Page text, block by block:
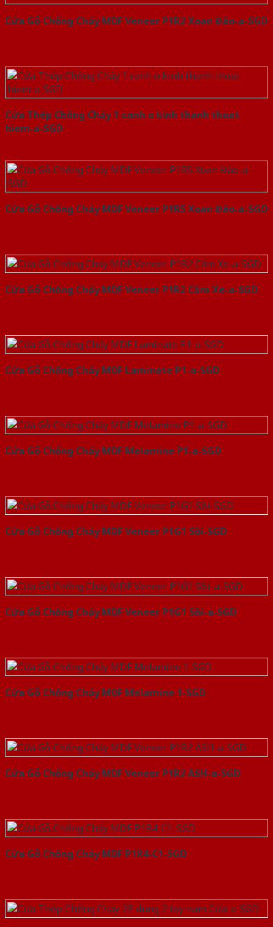
Cửa Gỗ Chống Cháy MDF Veneer P1R2 Xoan Đào-a-SGD
Cửa Thép Chống Cháy 1 canh o kinh thanh thoat
hiem-a-SGD
Cửa Gỗ Chống Cháy MDF Veneer P1R5 Xoan Đào-a-SGD
Cửa Gỗ Chống Cháy MDF Veneer P1R2 Căm Xe-a-SGD
Cửa Gỗ Chống Cháy MDF Laminate P1-a-SGD
Cửa Gỗ Chống Cháy MDF Melamine P1-a-SGD
Cửa Gỗ Chống Cháy MDF Veneer P1G1 Sồi-SGD
Cửa Gỗ Chống Cháy MDF Veneer P1G1 Sồi-a-SGD
Cửa Gỗ Chống Cháy MDF Melamine 1-SGD
Cửa Gỗ Chống Cháy MDF Veneer P1R2 ASH-a-SGD
Cửa Gỗ Chống Cháy MDF P1R4-C1-SGD